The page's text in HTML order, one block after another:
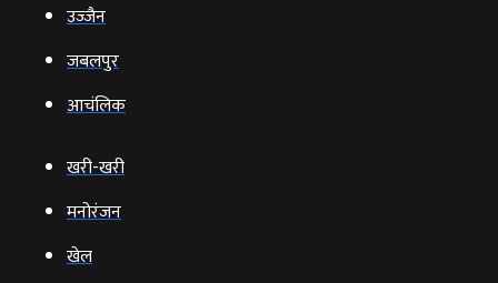
उज्‍जैन
जबलपुर
आचंलिक
खरी-खरी
मनोरंजन
खेल